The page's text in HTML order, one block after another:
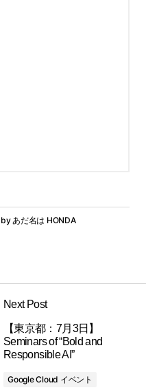
byあだ名は HONDA
Next Post
【東京都：7月3日】
Seminars of “Bold and
Responsible AI”
Google Cloud イベント